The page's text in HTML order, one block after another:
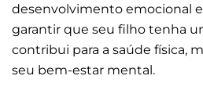
desenvolvimento emocional
garantir que seu filho tenha
contribui para a saúde física,
seu bem-estar mental.